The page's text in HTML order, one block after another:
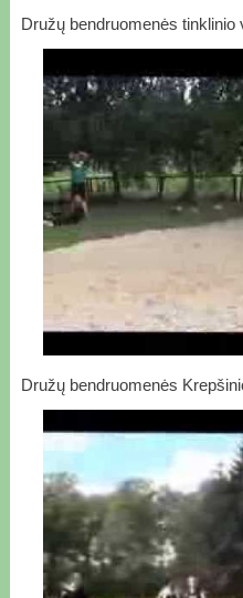
Družų bendruomenės tinklinio
Družų bendruomenės